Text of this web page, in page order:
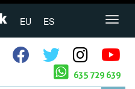
EU ES
635 729 639